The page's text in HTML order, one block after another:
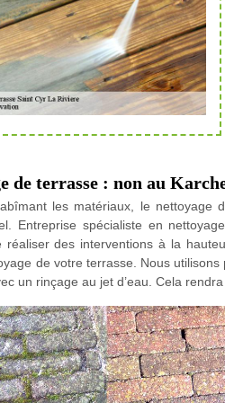
de terrasse : non au
les matériaux, le nettoyage
Entreprise spécialiste en
réaliser des interventions à la
de votre terrasse. Nous
un rinçage au jet d’eau. Cela